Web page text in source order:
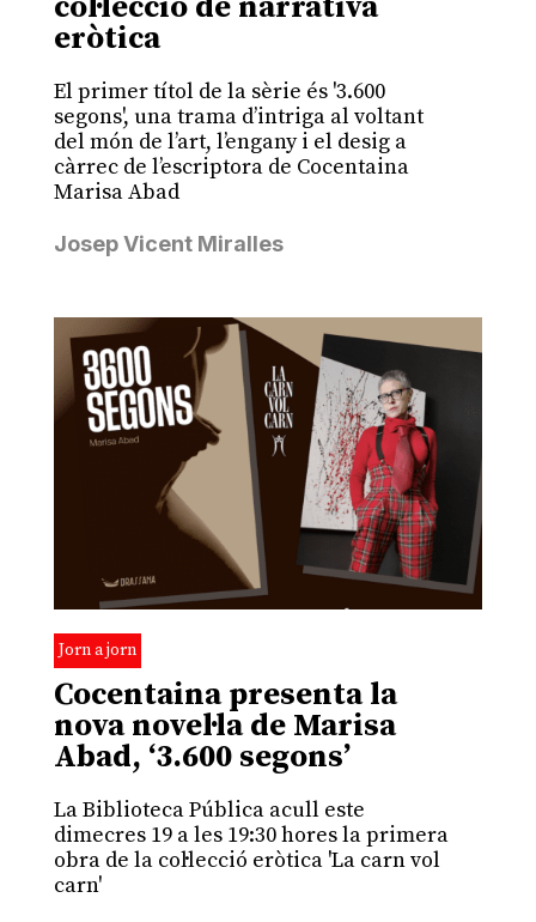
eròtica
El primer títol de la sèrie és '3.600
segons', una trama d’intriga al voltant
del món de l’art, l’engany i el desig a
càrrec de l’escriptora de Cocentaina
Marisa Abad
Josep Vicent Miralles
Jorn a jorn
Cocentaina presenta la
nova novel·la de Marisa
Abad, ‘3.600 segons’
La Biblioteca Pública acull este
dimecres 19 a les 19:30 hores la primera
obra de la col·lecció eròtica 'La carn vol
carn'